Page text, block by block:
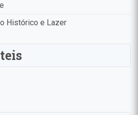
Histórico e Lazer